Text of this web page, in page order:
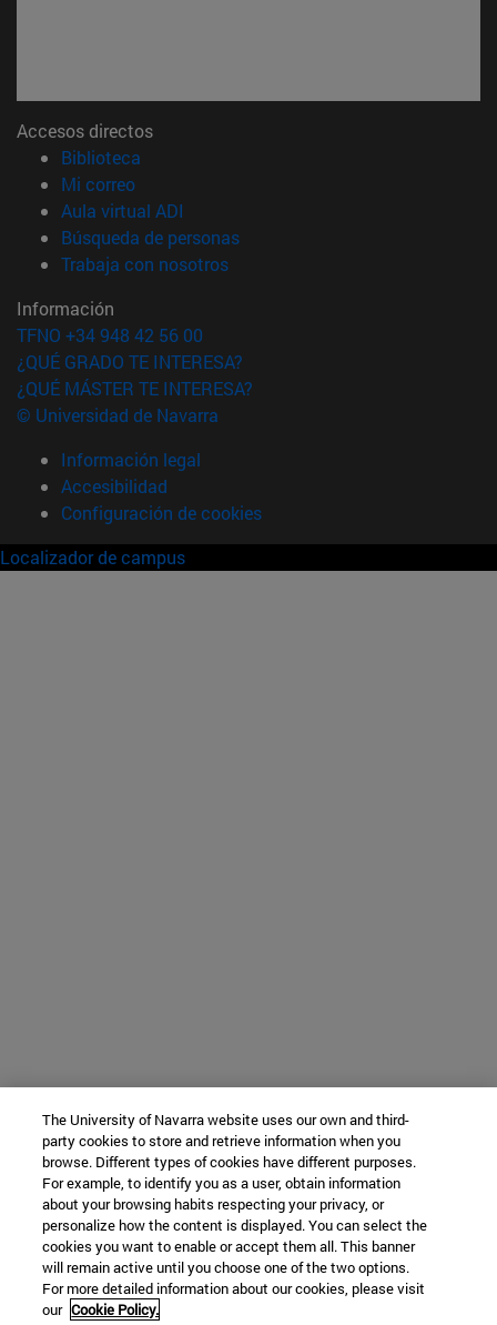
Accesos directos
Biblioteca
Mi correo(abre en nueva ventana)
Aula virtual ADI
Búsqueda de personas(abre en nueva ventana)
Trabaja con nosotros(abre en nueva ventana)
Información
TFNO +34 948 42 56 00
¿QUÉ GRADO TE INTERESA?
¿QUÉ MÁSTER TE INTERESA?
© Universidad de Navarra
Información legal
Accesibilidad
Configuración de cookies
Localizador de campus
The University of Navarra website uses our own and third-
party cookies to store and retrieve information when you
browse. Different types of cookies have different purposes.
For example, to identify you as a user, obtain information
about your browsing habits respecting your privacy, or
personalize how the content is displayed. You can select the
cookies you want to enable or accept them all. This banner
will remain active until you choose one of the two options.
For more detailed information about our cookies, please visit
our Cookie Policy.